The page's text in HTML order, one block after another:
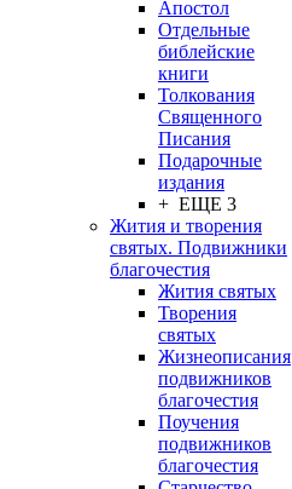
Апостол
Отдельные
библейские
книги
Толкования
Священного
Писания
Подарочные
издания
+ ЕЩЕ 3
Жития и творения
святых. Подвижники
благочестия
Жития святых
Творения
святых
Жизнеописания
подвижников
благочестия
Поучения
подвижников
благочестия